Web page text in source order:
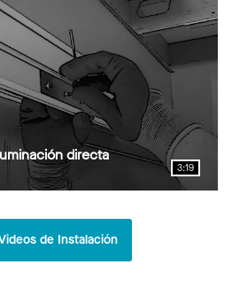
directa
3:19
de Instalación